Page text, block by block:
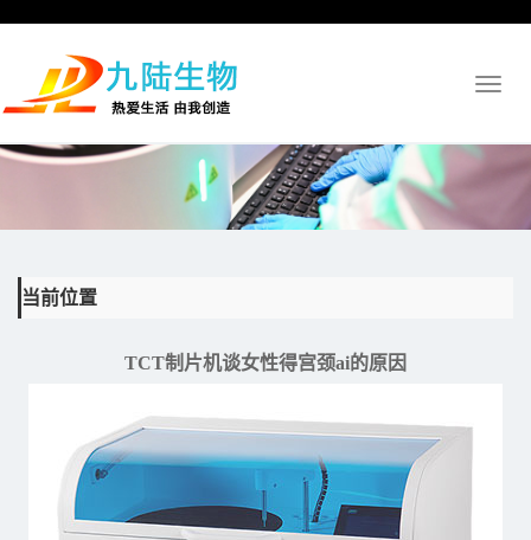
Toggle
当前位置
TCT制片机谈女性得宫颈ai的原因